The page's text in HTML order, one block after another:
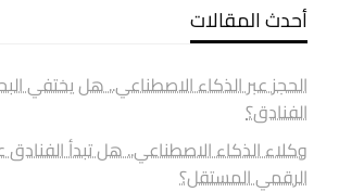
أحدث المقالات
الحجز عبر الذكاء الاصطناعي.. هل يختفي
الفنادق؟
وكلاء الذكاء الاصطناعي.. هل تبدأ
الرقمي المستقل؟